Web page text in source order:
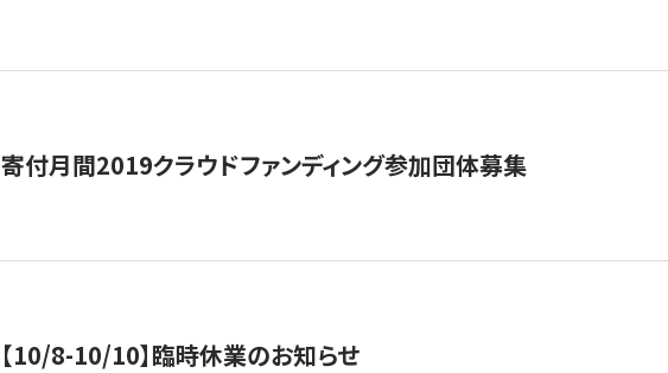
寄付月間2019クラウドファンディング参加団体募集
【10/8-10/10】臨時休業のお知らせ